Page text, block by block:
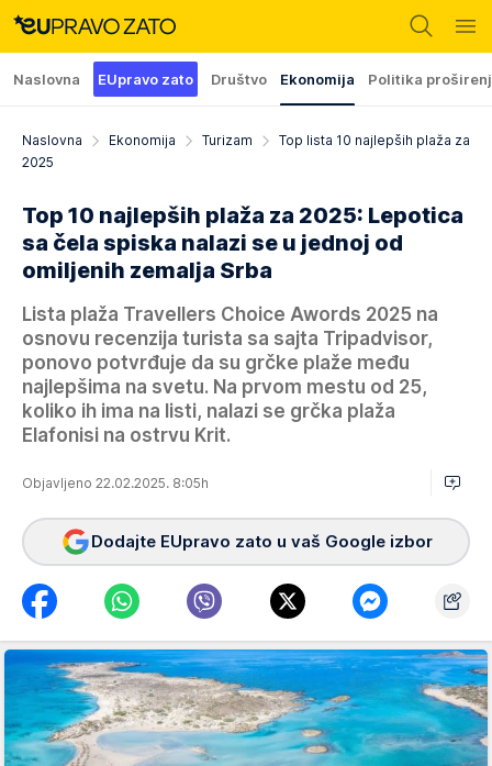
Naslovna EUpravo zato Društvo Ekonomija Politika
Naslovna Ekonomija Turizam
Top lista 10 najlepših plaža za
2025
Top 10 najlepših plaža za 2025: Lepotica
sa čela spiska nalazi se u jednoj od
omiljenih zemalja Srba
Lista plaža Travellers Choice Awords 2025 na
osnovu recenzija turista sa sajta Tripadvisor,
ponovo potvrđuje da su grčke plaže među
najlepšima na svetu. Na prvom mestu od 25,
koliko ih ima na listi, nalazi se grčka plaža
Elafonisi na ostrvu Krit.
Objavljeno 22.02.2025. 8:05h
Dodajte EUpravo zato u vaš Google izbor